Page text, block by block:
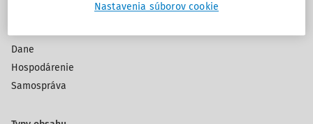
Dane
Hospodárenie
Samospráva
Nastavenia súborov cookie